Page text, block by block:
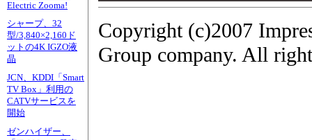
Electric Zooma!
シャープ、32
型/3,840×2,160ド
ットの4K IGZO液
晶
JCN、KDDI「Smart
TV Box」利用の
CATVサービスを
開始
ゼンハイザー、
Copyright (c)2007
Group company. All